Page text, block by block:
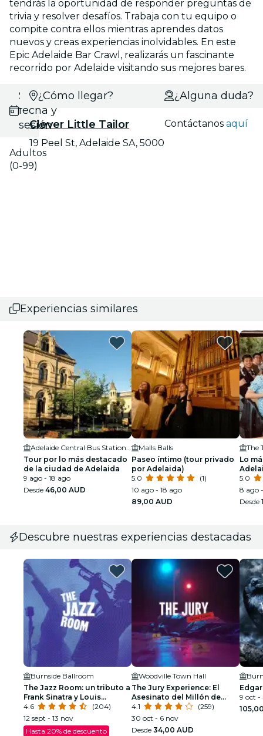
tendrás la oportunidad de responder preguntas de
trivia y resolver desafíos. Trabaja con tu equipo o
compite contra ellos mientras aprendes datos
nuevos y creas experiencias inolvidables. En este
Epic Adelaide Bar Crawl, realizarás un fascinante
recorrido por Adelaide visitando sus mejores bares.
Selecciona
fecha y
sesión
Adultos
(0-99)
¿Cómo llegar?
Clever Little Tailor
19 Peel St, Adelaide SA, 5000
¿Alguna duda?
Contáctanosaquí
Experiencias similares
Tour por lo más destacado
de la ciudad de Adelaida
9 ago - 18 ago
Desde 46,00 AUD
Malls Balls
Paseo íntimo (tour privado
por Adelaida)
5.0
(1)
10 ago - 18 ago
89,00 AUD
The
Lo
y
5.0
8 ago
Desde
Descubre nuestras experiencias destacadas
Burnside Ballroom
The Jazz Room: un tributo a
Frank Sinatra y Louis
Armstrong
4.6
(204)
12 sept - 13 nov
Hasta 20% de descuento
Woodville Town Hall
The Jury Experience: El
Asesinato del Millón de
Dólares
4.1
(259)
30 oct - 6 nov
Desde 34,00 AUD
9 oct -